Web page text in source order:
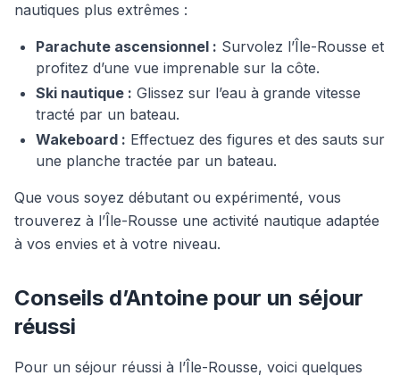
nautiques plus extrêmes :
Parachute ascensionnel : Survolez l’Île-Rousse et
profitez d’une vue imprenable sur la côte.
Ski nautique : Glissez sur l’eau à grande vitesse
tracté par un bateau.
Wakeboard : Effectuez des figures et des sauts sur
une planche tractée par un bateau.
Que vous soyez débutant ou expérimenté, vous
trouverez à l’Île-Rousse une activité nautique adaptée
à vos envies et à votre niveau.
Conseils d’Antoine pour un séjour
réussi
Pour un séjour réussi à l’Île-Rousse, voici quelques